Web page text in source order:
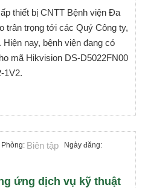
thiết bị CNTT Bệnh viện Đa
trân trọng tới các Quý Công ty,
nay, bệnh viện đang có
mã Hikvision DS-D5022FN00
1V2.
Phòng: Biên tập Ngày đăng:
ứng dịch vụ kỹ thuật